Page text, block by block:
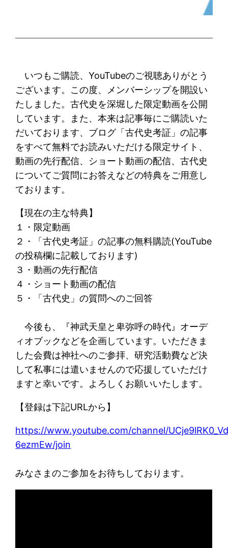
いつもご購読、YouTubeのご視聴ありがとう
ございます。この度、メンバーシップを開設い
たしました。古代史を深堀した限定動画を公開
しています。また、本来は記事毎にご購読いた
だいております、ブログ「古代史考証」の記事
をすべて無料でお読みいただける限定サイト、
動画の先行配信、ショート動画の配信、古代史
についてご質問にお答えなどの特典をご用意し
ております。
【現在の主な特典】
１・限定動画
２・「古代史考証」の記事の無料購読(YouTube
の投稿欄に記載しております)
３・動画の先行配信
４・ショート動画の配信
５・「古代史」の質問へのご回答
今後も、『神武天皇と卑弥呼の時代』オーデ
ィオブックなどを企画しています。いただきま
した会費は神社へのご参拝、研究活動費など決
して私事には遣いませんので応援していただけ
ますと幸いです。よろしくお願いいたします。
【登録は下記URLから】
https://www.youtube.com/channel/
6ezmEw/join
みなさまのご参加をお待ちしております。